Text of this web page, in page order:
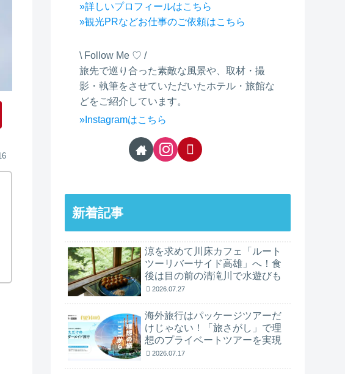
»詳しいプロフィールはこちら
»観光PRなどお仕事のご依頼はこちら
\ Follow Me ♡ /
旅先で巡り合った素敵な風景や、取材・撮
影・執筆をさせていただいたホテル・旅館な
どをご紹介しています。
»Instagramはこちら
新着記事
涼を求めて川床カフェ「ルート
ツーリバーサイド高雄」へ！食
後は目の前の清滝川で水遊びも
2026.07.27
海外旅行はパッケージツアーだ
けじゃない！「旅さがし」で理
想のプライベートツアーを実現
2026.07.17